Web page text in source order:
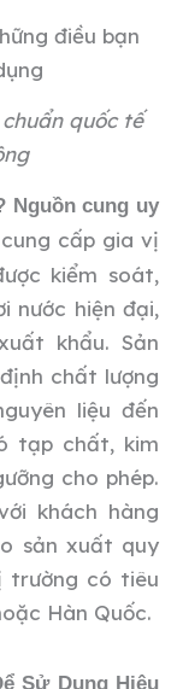
quốc tế
Nguồn cung uy
cấp gia vị
kiểm soát,
nước hiện đại,
khẩu. Sản
chất lượng
liệu đến
tạp chất, kim
cho phép.
khách hàng
sản xuất quy
trường có tiêu
Hàn Quốc.
Sử Dụng Hiệu